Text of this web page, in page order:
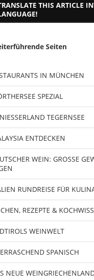
THIS ARTICLE
Seiten
IN MÜNCHEN
SPEZIAL
TEGERNSEE
ENTDECKEN
WEIN: GROSSE
RUNDREISE FÜR
REZEPTE &
WEINWELT
SPANISCH
NEUE